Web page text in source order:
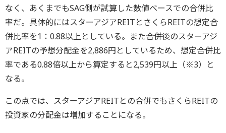
なく、あくまでもSAG側が試算した数値ベースでの合併比
率だ。具体的にはスターアジアREITとさくらREITの想定合
併比率を1：0.88以上としている。また合併後のスターアジ
アREITの予想分配金を2,886円としているため、想定合併比
率である0.88倍以上から算定すると2,539円以上（※3）と
なる。
この点では、スターアジアREITとの合併でもさくらREITの
投資家の分配金は増加することになる。